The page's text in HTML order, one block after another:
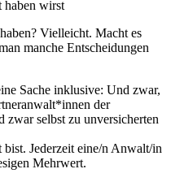
haben wirst
Vielleicht. Macht es
manche Entscheidungen
Sache inklusive: Und zwar,
der
zwar selbst zu unversicherten
Jederzeit eine/n Anwalt/in
Mehrwert.